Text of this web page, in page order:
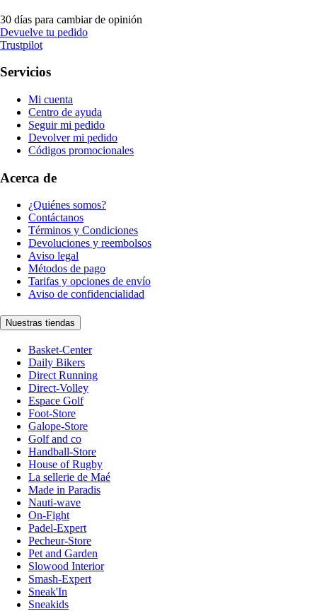
30 días para cambiar de opinión
Devuelve tu pedido
Trustpilot
Servicios
Mi cuenta
Centro de ayuda
Seguir mi pedido
Devolver mi pedido
Códigos promocionales
Acerca de
¿Quiénes somos?
Contáctanos
Términos y Condiciones
Devoluciones y reembolsos
Aviso legal
Métodos de pago
Tarifas y opciones de envío
Aviso de confidencialidad
Nuestras tiendas
Basket-Center
Daily Bikers
Direct Running
Direct-Volley
Espace Golf
Foot-Store
Galope-Store
Golf and co
Handball-Store
House of Rugby
La sellerie de Maé
Made in Paradis
Nauti-wave
On-Fight
Padel-Expert
Pecheur-Store
Pet and Garden
Slowood Interior
Smash-Expert
Sneak'In
Sneakids